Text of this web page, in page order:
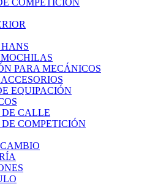
COMPETICIÓN
PARA MECÁNICOS
EQUIPACIÓN
DE CALLE
COMPETICIÓN